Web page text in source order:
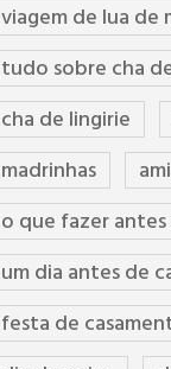
viagem de lua de
tudo sobre cha
cha de lingirie
madrinhas
o que fazer
um dia antes de
festa de